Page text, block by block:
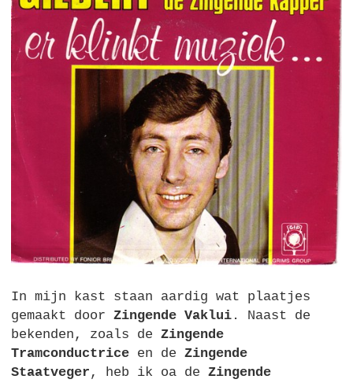
In mijn kast staan aardig wat plaatjes
gemaakt doorZingende Vaklui . Naast de
bekenden, zoals deZingende
Tramconductrice en deZingende
Staatveger , heb ik oa deZingende